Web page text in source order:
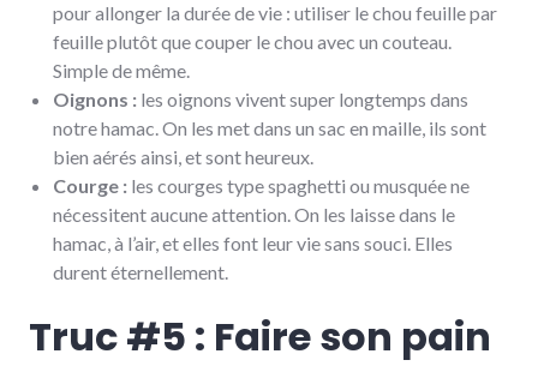
pour allonger la durée de vie : utiliser le chou feuille par
feuille plutôt que couper le chou avec un couteau.
Simple de même.
Oignons : les oignons vivent super longtemps dans
notre hamac. On les met dans un sac en maille, ils sont
bien aérés ainsi, et sont heureux.
Courge : les courges type spaghetti ou musquée ne
nécessitent aucune attention. On les laisse dans le
hamac, à l’air, et elles font leur vie sans souci. Elles
durent éternellement.
Truc #5 : Faire son pain